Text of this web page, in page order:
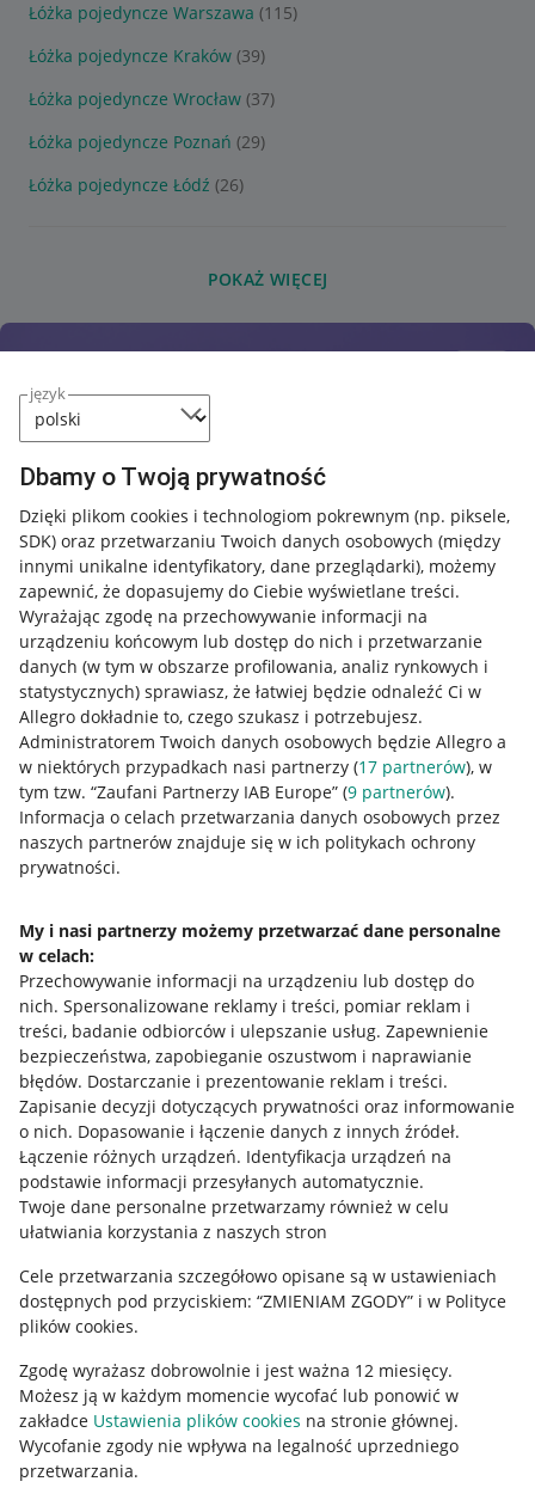
język
Dbamy o Twoją prywatność
Dzięki plikom cookies i technologiom pokrewnym (np. piksele,
SDK) oraz przetwarzaniu Twoich danych osobowych (między
innymi unikalne identyfikatory, dane przeglądarki), możemy
zapewnić, że dopasujemy do Ciebie wyświetlane treści.
Wyrażając zgodę na przechowywanie informacji na
urządzeniu końcowym lub dostęp do nich i przetwarzanie
danych (w tym w obszarze profilowania, analiz rynkowych i
statystycznych) sprawiasz, że łatwiej będzie odnaleźć Ci w
Allegro dokładnie to, czego szukasz i potrzebujesz.
Administratorem Twoich danych osobowych będzie Allegro a
w niektórych przypadkach nasi partnerzy (17 partnerów), w
tym tzw. “Zaufani Partnerzy IAB Europe” (9 partnerów).
Informacja o celach przetwarzania danych osobowych przez
naszych partnerów znajduje się w ich politykach ochrony
prywatności.
My i nasi partnerzy możemy przetwarzać dane personalne
w celach:
Przechowywanie informacji na urządzeniu lub dostęp do
nich. Spersonalizowane reklamy i treści, pomiar reklam i
treści, badanie odbiorców i ulepszanie usług. Zapewnienie
bezpieczeństwa, zapobieganie oszustwom i naprawianie
błędów. Dostarczanie i prezentowanie reklam i treści.
Zapisanie decyzji dotyczących prywatności oraz informowanie
o nich. Dopasowanie i łączenie danych z innych źródeł.
Łączenie różnych urządzeń. Identyfikacja urządzeń na
podstawie informacji przesyłanych automatycznie.
Twoje dane personalne przetwarzamy również w celu
ułatwiania korzystania z naszych stron
Cele przetwarzania szczegółowo opisane są w ustawieniach
dostępnych pod przyciskiem: “ZMIENIAM ZGODY” i w Polityce
plików cookies.
Zgodę wyrażasz dobrowolnie i jest ważna 12 miesięcy.
Możesz ją w każdym momencie wycofać lub ponowić w
zakładce Ustawienia plików cookies na stronie głównej.
Wycofanie zgody nie wpływa na legalność uprzedniego
przetwarzania.
Łóżka pojedyncze Warszawa (115)
Łóżka pojedyncze Kraków (39)
Łóżka pojedyncze Wrocław (37)
Łóżka pojedyncze Poznań (29)
Łóżka pojedyncze Łódź (26)
POKAŻ WIĘCEJ
Przydatne informacje
Jak to działa
Allegro Gadane dla sprzedających
Allegro Gadane dla kupujących
Mapa miejscowości
Informacje prawne
Regulamin
Polityka plików "cookies"
Ustawienia plików "cookies"
Udostępnianie lokalizacji
Informacje dla Aktu o Usługach Cyfrowych
Pobierz aplikację